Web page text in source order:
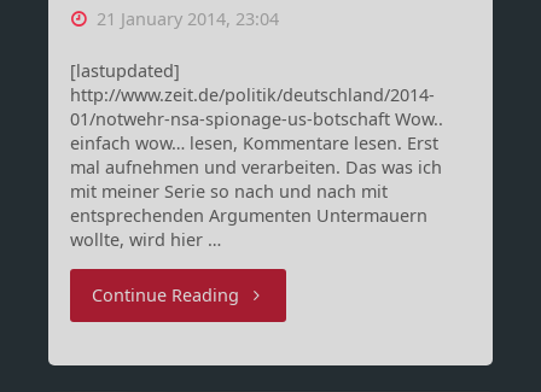
21 January 2014, 23:04
[lastupdated]
http://www.zeit.de/politik/deutschland/2014-
01/notwehr-nsa-spionage-us-botschaft Wow..
einfach wow… lesen, Kommentare lesen. Erst
mal aufnehmen und verarbeiten. Das was ich
mit meiner Serie so nach und nach mit
entsprechenden Argumenten Untermauern
wollte, wird hier …
Continue Reading"Aufruf